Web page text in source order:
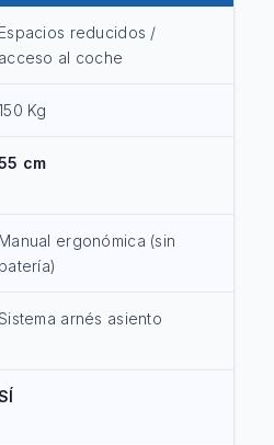
Espacios reducidos /
acceso al coche
Kg
cm
Manual ergonómica (sin
batería)
arnés asiento